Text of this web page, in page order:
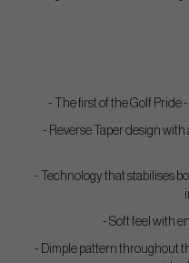
- The first of the Golf Pride
- Reverse Taper design
- Technology that stabilises
- Soft feel with
- Dimple pattern throughout